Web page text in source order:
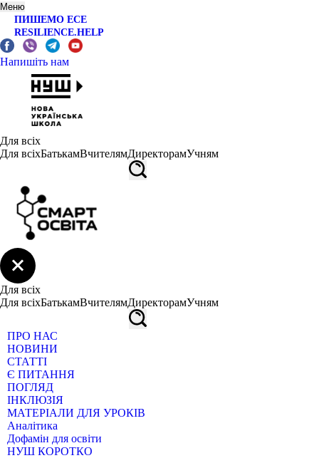
Меню
ПИШЕМО ЕСЕ
RESILIENCE.HELP
Напишіть нам
Для всіх
Для всіхБатькамВчителямДиректорамУчням
Для всіх
Для всіхБатькамВчителямДиректорамУчням
ПРО НАС
НОВИНИ
СТАТТІ
Є ПИТАННЯ
ПОГЛЯД
ІНКЛЮЗІЯ
МАТЕРІАЛИ ДЛЯ УРОКІВ
Аналітика
Дофамін для освіти
НУШ КОРОТКО